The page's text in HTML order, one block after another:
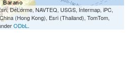
DeLorme, NAVTEQ, USGS, Intermap, iPC,
(Hong Kong), Esri (Thailand), TomTom,
ODbL .